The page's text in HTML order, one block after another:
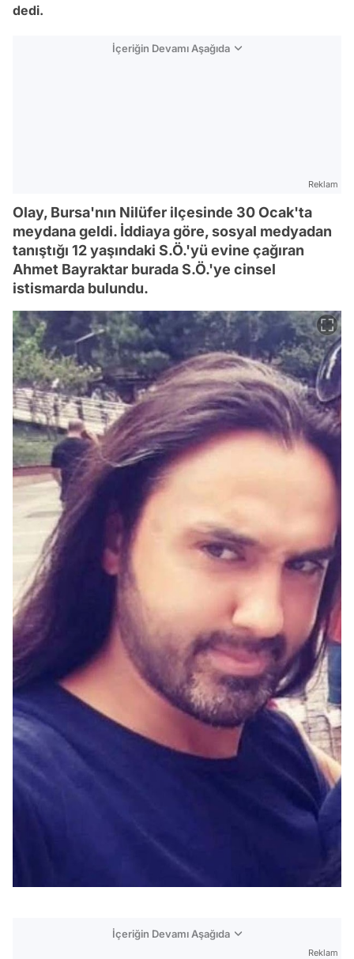
dedi.
İçeriğin Devamı Aşağıda
Reklam
Olay, Bursa'nın Nilüfer ilçesinde 30 Ocak'ta
meydana geldi. İddiaya göre, sosyal medyadan
tanıştığı 12 yaşındaki S.Ö.'yü evine çağıran
Ahmet Bayraktar burada S.Ö.'ye cinsel
istismarda bulundu.
İçeriğin Devamı Aşağıda
Reklam